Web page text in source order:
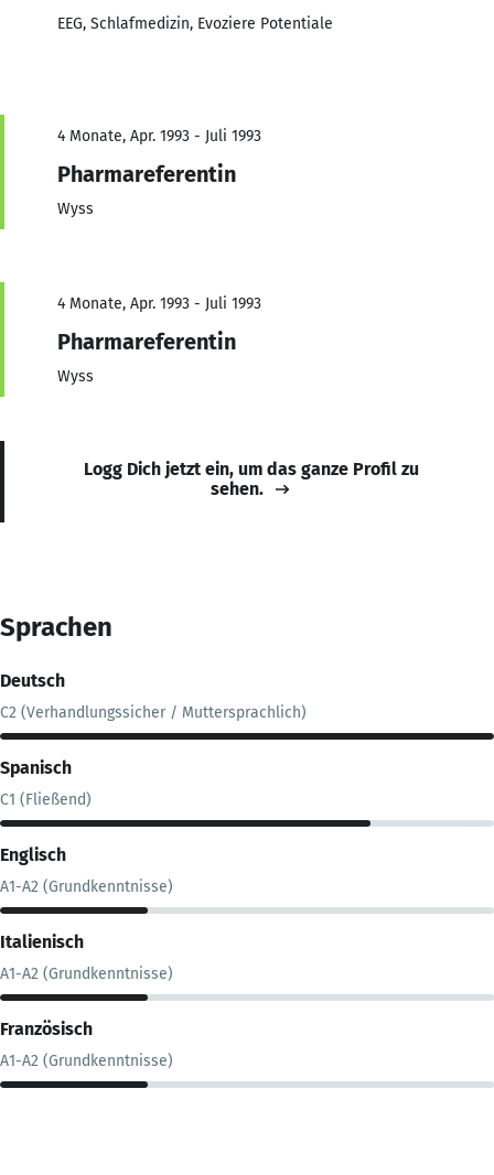
EEG, Schlafmedizin, Evoziere Potentiale
4 Monate, Apr. 1993 - Juli 1993
Pharmareferentin
Wyss
4 Monate, Apr. 1993 - Juli 1993
Pharmareferentin
Wyss
Logg Dich jetzt ein, um das ganze Profil zu
sehen.
Sprachen
Deutsch
C2 (Verhandlungssicher / Muttersprachlich)
Spanisch
C1 (Fließend)
Englisch
A1-A2 (Grundkenntnisse)
Italienisch
A1-A2 (Grundkenntnisse)
Französisch
A1-A2 (Grundkenntnisse)